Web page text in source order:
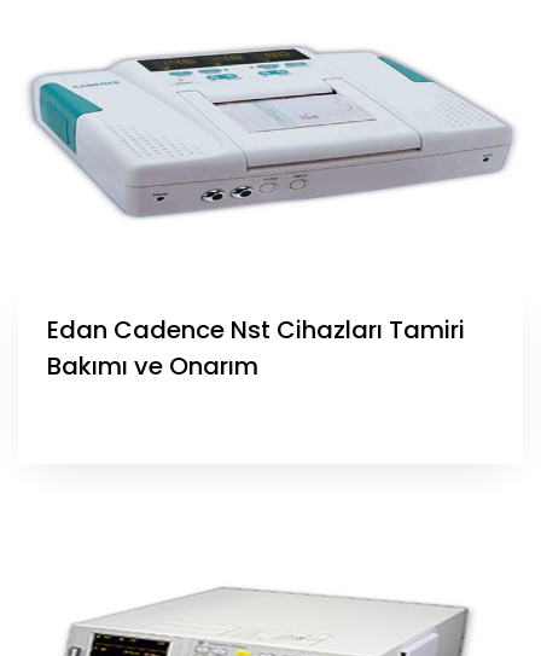
Edan Cadence Nst Cihazları Tamiri
Bakımı ve Onarım